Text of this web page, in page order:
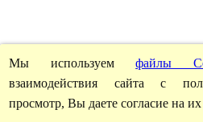
Мы используемфайлы
взаимодействия сайта с
просмотр, Вы даете согласие на